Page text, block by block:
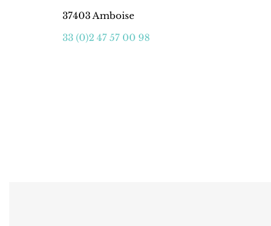
37403 Amboise
33 (0)2 47 57 00 98